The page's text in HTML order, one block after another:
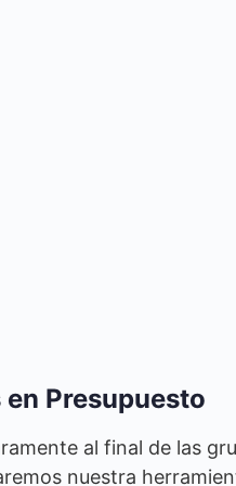
Presupuesto
al final de las
nuestra